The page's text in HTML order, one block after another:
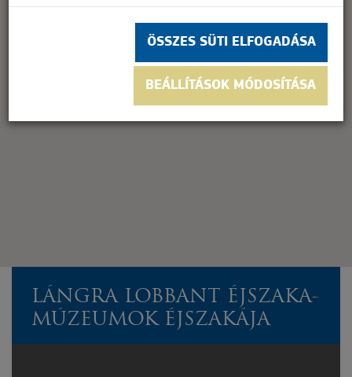
Do you own this website? OK
LÁNGRA LOBBANT ÉJSZAKA-
MÚZEUMOK ÉJSZAKÁJA
ÖSSZES SÜTI ELFOGADÁSA
BEÁLLÍTÁSOK MÓDOSÍTÁSA